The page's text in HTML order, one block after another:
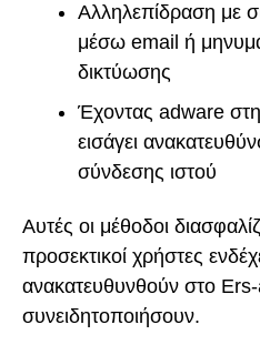
Αλληλεπίδραση με
μέσω email ή
δικτύωσης
Έχοντας adware
εισάγει
σύνδεσης ιστού
Αυτές οι μέθοδοι
προσεκτικοί χρήστες
ανακατευθυνθούν στο
συνειδητοποιήσουν.